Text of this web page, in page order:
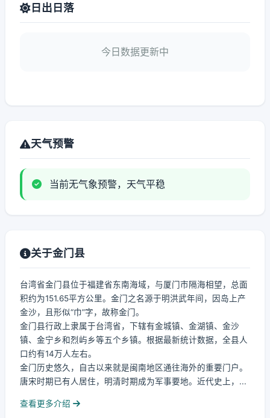
日出日落
今日数据更新中
天气预警
当前无气象预警，天气平稳
关于金门县
台湾省金门县位于福建省东南海域，与厦门市隔海相望，总面
积约为151.65平方公里。金门之名源于明洪武年间，因岛上产
金沙，且形似“巾”字，故称金门。
金门县行政上隶属于台湾省，下辖有金城镇、金湖镇、金沙
镇、金宁乡和烈屿乡等五个乡镇。根据最新统计数据，全县人
口约有14万人左右。
金门历史悠久，自古以来就是闽南地区通往海外的重要门户。
唐宋时期已有人居住，明清时期成为军事要地。近代史上，...
查看更多介绍